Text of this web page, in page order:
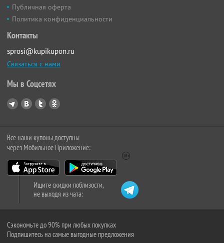
Публичная оферта
Политика конфиденциальности
Контакты
sprosi@kupikupon.ru
Связаться с нами
Мы в Соцсетях
Все наши купоны доступны
через Мобильное Приложение:
Ищите скидки поблизости,
не выходя из чата:
Сэкономьте до 90% при любых покупках
Подпишитесь на самые выгодные предложения